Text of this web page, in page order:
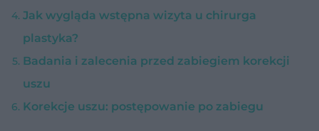
Jak wygląda wstępna wizyta u chirurga
plastyka?
Badania i zalecenia przed zabiegiem korekcji
uszu
Korekcje uszu: postępowanie po zabiegu